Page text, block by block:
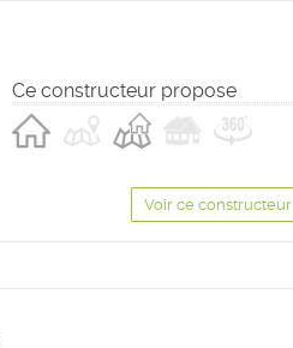
Ce constructeur propose
Voir ce constructeur